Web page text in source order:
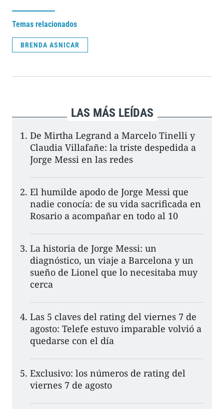
Temas relacionados
BRENDA ASNICAR
LAS MÁS LEÍDAS
De Mirtha Legrand a Marcelo Tinelli y
Claudia Villafañe: la triste despedida a
Jorge Messi en las redes
El humilde apodo de Jorge Messi que
nadie conocía: de su vida sacrificada en
Rosario a acompañar en todo al 10
La historia de Jorge Messi: un
diagnóstico, un viaje a Barcelona y un
sueño de Lionel que lo necesitaba muy
cerca
Las 5 claves del rating del viernes 7 de
agosto: Telefe estuvo imparable volvió a
quedarse con el día
Exclusivo: los números de rating del
viernes 7 de agosto